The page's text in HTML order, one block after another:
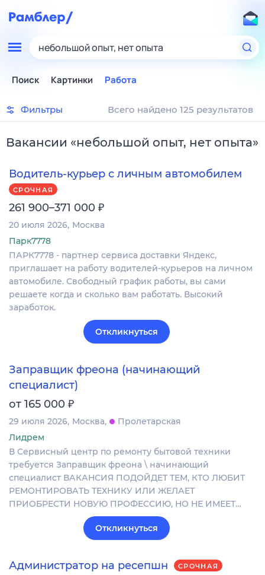
небольшой опыт, нет опыта
Поиск Картинки Работа
Фильтры Всего найдено 125 результатов
Вакансии «небольшой опыт, нет опыта»
Водитель-курьер с личным автомобилем
СРОЧНАЯ
261 900–371 000 ₽
20 июля 2026 Москва
Парк7778
ПАРК7778 - партнер сервиса доставки Яндекс,
приглашает на работу водителей-курьеров на личном
автомобиле. Свободный график работы, вы сами
решаете когда и сколько вам работать. Высокий
заработок.
Откликнуться
Заправщик фреона (начинающий
специалист)
от 165 000 ₽
29 июля 2026 Москва
Пролетарская
Лидрем
В Сервисный центр по ремонту бытовой техники
требуется Заправщик фреона \ начинающий
специалист ВАКАНСИЯ ПОДОЙДЕТ ТЕМ, КТО ЛЮБИТ
РЕМОНТИРОВАТЬ ТЕХНИКУ ИЛИ ЖЕЛАЕТ
ПРИОБРЕСТИ НОВУЮ ПРОФЕССИЮ, НО НЕ ИМЕЕТ…
Откликнуться
Администратор на ресепшн СРОЧНАЯ